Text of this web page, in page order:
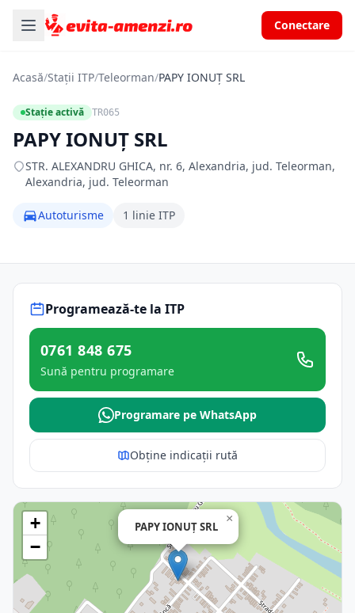
Conectare
Acasă/Stații ITP/Teleorman/PAPY IONUŢ SRL
Stație activă TR065
PAPY IONUŢ SRL
STR. ALEXANDRU GHICA, nr. 6, Alexandria, jud. Teleorman,
Alexandria, jud. Teleorman
Autoturisme 1 linie ITP
Programează-te la ITP
0761 848 675
Sună pentru programare
Programare pe WhatsApp
Obține indicații rută
PAPY IONUŢ SRL
×
+
−